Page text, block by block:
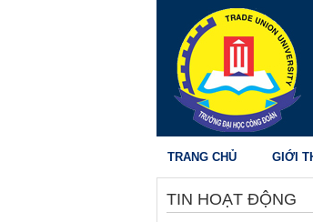
TRANG CHỦ GIỚI
TIN HOẠT ĐỘNG